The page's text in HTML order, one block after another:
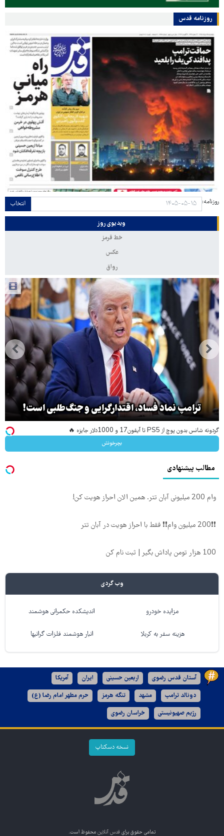
روزنامه قدس
روزنامه: انتخاب
ویدیوی روز
خط قرمز
عکس
رواق
ترامپ نماد فساد، اقتدارگرایی و جنگ‌طلبی است!
گردونه شانس بدون پوچ از PS5 تا آیفون17 و 1000دلار جایزه 🔥
بچرخونش
مطالب پیشنهادی
وام 200 میلیونی آبان تتر. همین الان احراز هویت کن!
❗❗200 میلیون وام❗❗ فقط با احراز هویت در آبان تتر
100 هزار تومن پاداش بگیر | ثبت نام کن
وب گردی
مزایده خودرو اندیشکده حکمرانی هوشمند
هزینه سفر به کربلا انبار هوشمند فلزات گرانبها
آستان قدس رضوی اربعین حسینی ایران آمریکا
دونالد ترامپ مشهد تنگه هرمز حرم مطهر امام رضا (ع)
رژیم صهیونیستی خراسان رضوی
نسخه دسکتاپ
تمامی حقوق برای قدس آنلاین محفوظ است.